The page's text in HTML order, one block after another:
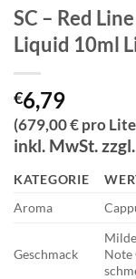
SC – Red
Liquid 10ml
€6,79
(679,00 € pro
inkl. MwSt.
KATEGORIE
Aroma
Geschmack
Note